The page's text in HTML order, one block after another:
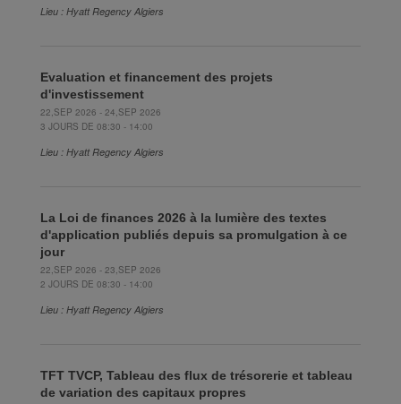
Lieu : Hyatt Regency Algiers
Evaluation et financement des projets
d'investissement
22,SEP 2026 - 24,SEP 2026
3 JOURS DE 08:30 - 14:00
Lieu : Hyatt Regency Algiers
La Loi de finances 2026 à la lumière des textes
d'application publiés depuis sa promulgation à ce
jour
22,SEP 2026 - 23,SEP 2026
2 JOURS DE 08:30 - 14:00
Lieu : Hyatt Regency Algiers
TFT TVCP, Tableau des flux de trésorerie et tableau
de variation des capitaux propres